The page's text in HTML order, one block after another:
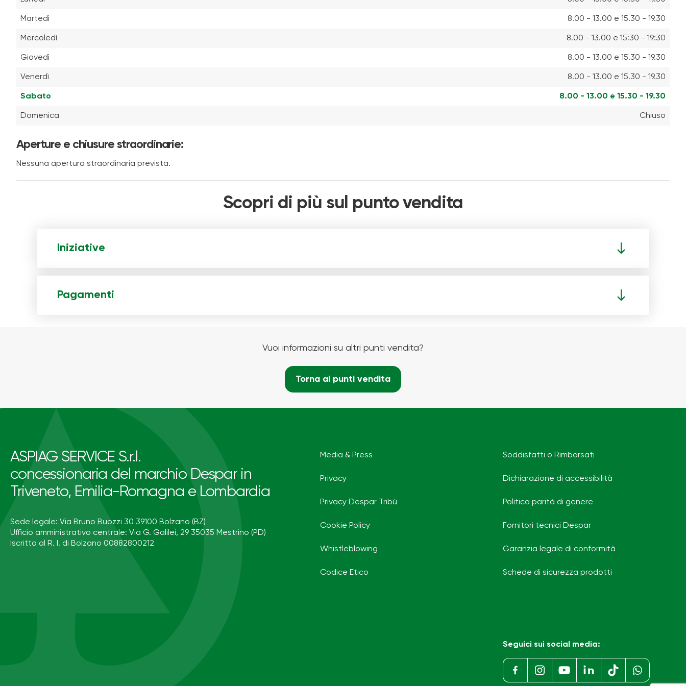
Martedì 8.00 - 13.00 e 15.30 - 19.30
Mercoledì 8.00 - 13.00 e 15:30 - 19:30
Giovedì 8.00 - 13.00 e 15.30 - 19.30
Venerdì 8.00 - 13.00 e 15.30 - 19.30
Sabato 8.00 - 13.00 e 15.30 - 19.30
Domenica Chiuso
Aperture e chiusure straordinarie:
Nessuna apertura straordinaria prevista.
Scopri di più sul punto vendita
Iniziative
Pagamenti
Vuoi informazioni su altri punti vendita?
Torna ai punti vendita
ASPIAG SERVICE S.r.l.
concessionaria del marchio Despar in
Triveneto, Emilia-Romagna e Lombardia
Sede legale: Via Bruno Buozzi 30 39100 Bolzano (BZ)
Ufficio amministrativo centrale: Via G. Galilei, 29 35035 Mestrino (PD)
Iscritta al R. I. di Bolzano 00882800212
Media & Press
Privacy
Privacy Despar Tribù
Cookie Policy
Whistleblowing
Codice Etico
Soddisfatti o Rimborsati
Dichiarazione di accessibilità
Politica parità di genere
Fornitori tecnici Despar
Garanzia legale di conformità
Schede di sicurezza prodotti
Seguici sui social media: